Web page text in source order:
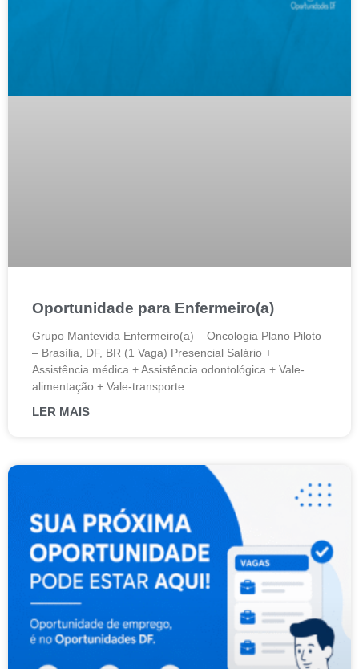
Oportunidade para Enfermeiro(a)
Grupo Mantevida Enfermeiro(a) – Oncologia Plano Piloto
– Brasília, DF, BR (1 Vaga) Presencial Salário +
Assistência médica + Assistência odontológica + Vale-
alimentação + Vale-transporte
LER MAIS